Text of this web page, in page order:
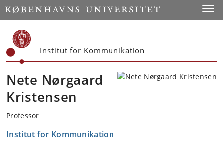
Start
Institut for Kommunikation
Nete Nørgaard
Kristensen
Professor
Institut for Kommunikation